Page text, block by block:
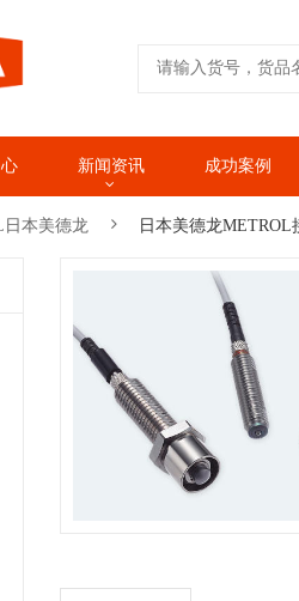
新闻资讯 成功案例
日本美德龙 日本美德龙METROL